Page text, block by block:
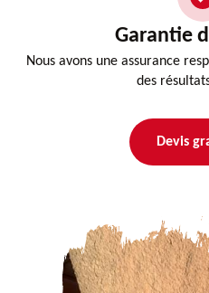
Garantie
Nous avons une assurance
des
Devis